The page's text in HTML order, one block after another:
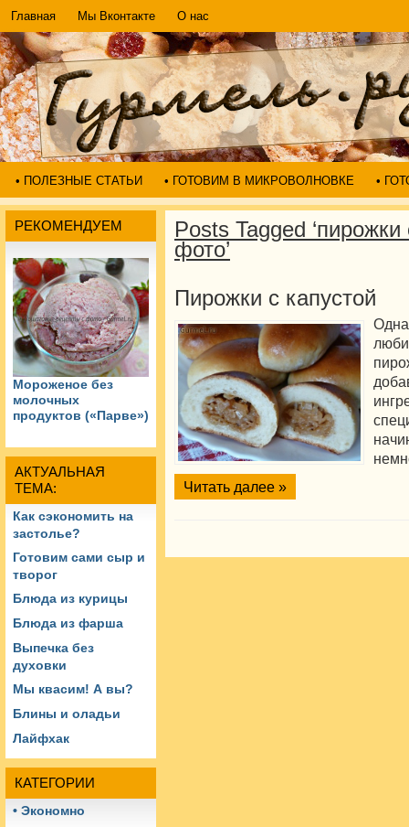
Главная Мы Вконтакте О нас
• ПОЛЕЗНЫЕ СТАТЬИ • ГОТОВИМ В МИКРОВОЛНОВКЕ •
РЕКОМЕНДУЕМ
Мороженое без
молочных
продуктов («Парве»)
АКТУАЛЬНАЯ
ТЕМА:
Как сэкономить на
застолье?
Готовим сами сыр и
творог
Блюда из курицы
Блюда из фарша
Выпечка без
духовки
Мы квасим! А вы?
Блины и оладьи
Лайфхак
КАТЕГОРИИ
• Экономно
Posts Tagged
фото’
Пирожки с капустой
Читать далее »